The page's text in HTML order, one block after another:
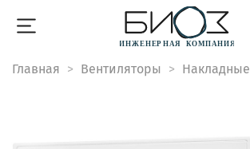
Главная Вентиляторы Накладные